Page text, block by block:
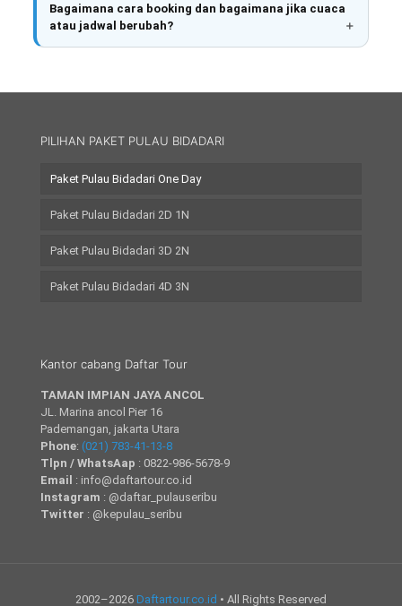
Bagaimana cara booking dan bagaimana jika cuaca
atau jadwal berubah?
PILIHAN PAKET PULAU BIDADARI
Paket Pulau Bidadari One Day
Paket Pulau Bidadari 2D 1N
Paket Pulau Bidadari 3D 2N
Paket Pulau Bidadari 4D 3N
Kantor cabang Daftar Tour
TAMAN IMPIAN JAYA ANCOL
JL. Marina ancol Pier 16
Pademangan, jakarta Utara
Phone: (021) 783-41-13-8
Tlpn / WhatsAap : 0822-986-5678-9
Email : info@daftartour.co.id
Instagram : @daftar_pulauseribu
Twitter : @kepulau_seribu
2002–2026 Daftartour.co.id • All Rights Reserved